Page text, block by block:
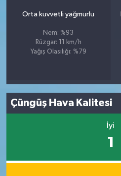
Orta kuvvetli yağmurlu
Nem: %93
Rüzgar: 11 km/h
Yağış Olasılığı: %79
Çüngüş Hava Kalitesi
İyi
1